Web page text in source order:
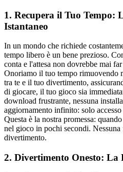
1. Recupera il Tuo Tempo:
Istantaneo
In un mondo che richiede
tempo libero è un bene prezioso.
conta e l'attesa non dovrebbe mai
Onoriamo il tuo tempo rimuovendo
tra te e il tuo divertimento,
di giocare, il tuo gioco sia
download frustrante, nessuna
aggiornamento infinito: solo
Questa è la nostra promessa:
nel gioco in pochi secondi.
divertimento.
2. Divertimento Onesto: La